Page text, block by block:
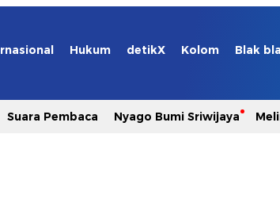
Hukum detikX Kolom Blak
Suara Pembaca Nyago Bumi Sriwijaya